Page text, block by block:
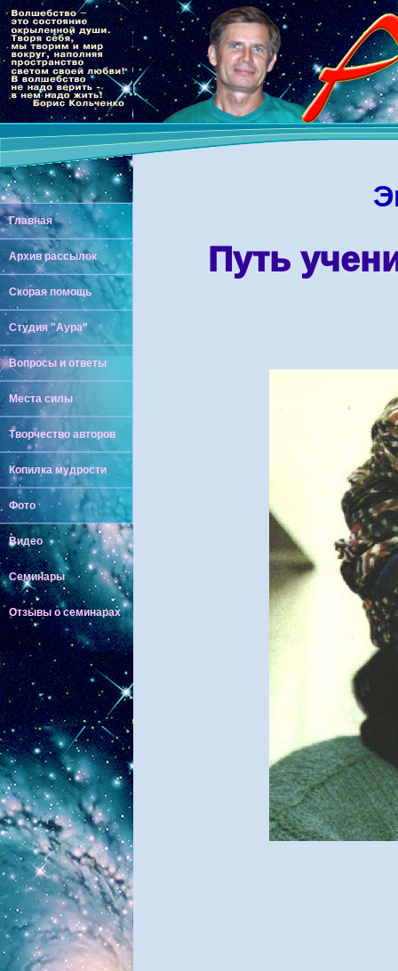
Главная
Архив рассылок
Скорая помощь
Студия "Аура"
Вопросы и ответы
Места силы
Творчество авторов
Копилка мудрости
Фото
Видео
Семинары
Отзывы о семинарах
Путь